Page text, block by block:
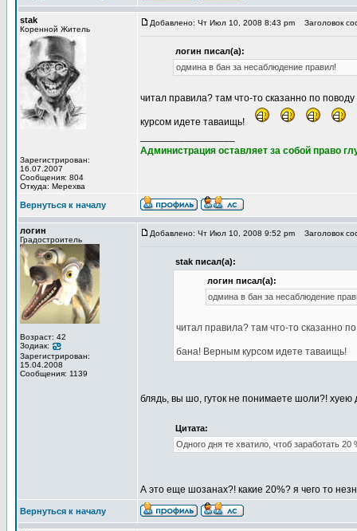
stak
Коренной Житель
Зарегистрирован:
16.07.2007
Сообщения: 804
Откуда: Мерехва
Добавлено: Чт Июл 10, 2008 8:43 pm Заголовок
логин писал(а):
одмина в бан за несаблюдение правил!
читал правила? там что-то сказанно по
курсом идете таваищь!
Администрация оставляет за собой право
Вернуться к началу
логин
Градостроитель
Возраст: 42
Зодиак:
Зарегистрирован:
15.04.2008
Сообщения: 1139
Добавлено: Чт Июл 10, 2008 9:52 pm Заголовок
stak писал(а):
логин писал(а):
одмина в бан за несаблюдение
читал правила? там что-то сказанно
бана! Верным курсом идете таваищь!
блядь, вы шо, гуток не понимаете шоли?! хуею
Цитата:
Одного дня те хватило, чтоб заработать 20
А это еще шозанах?! какие 20%? я чего то
Вернуться к началу